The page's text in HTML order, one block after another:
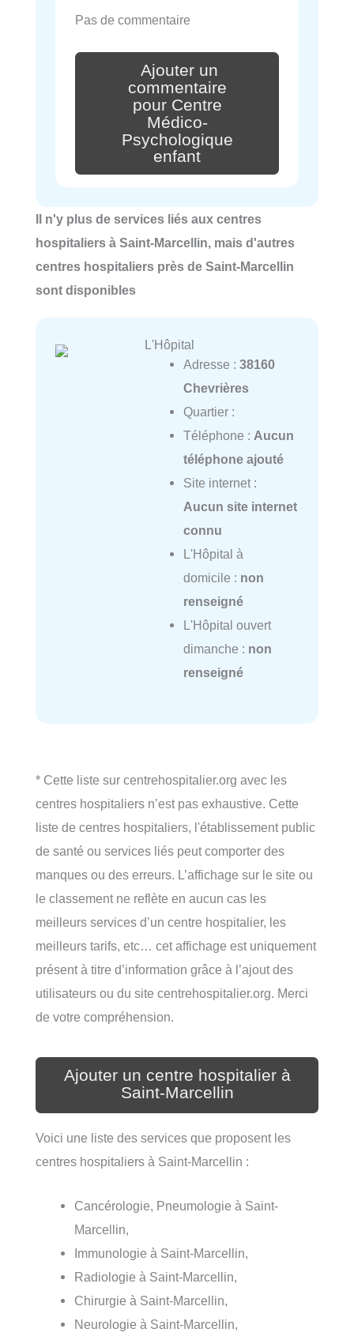
Pas de commentaire
Ajouter un
commentaire
pour Centre
Médico-
Psychologique
enfant
Il n'y plus de services liés aux centres
hospitaliers à Saint-Marcellin, mais d'autres
centres hospitaliers près de Saint-Marcellin
sont disponibles
L'Hôpital
Adresse : 38160
Chevrières
Quartier :
Téléphone : Aucun
téléphone ajouté
Site internet :
Aucun site internet
connu
L'Hôpital à
domicile : non
renseigné
L'Hôpital ouvert
dimanche : non
renseigné
* Cette liste sur centrehospitalier.org avec les
centres hospitaliers n’est pas exhaustive. Cette
liste de centres hospitaliers, l'établissement public
de santé ou services liés peut comporter des
manques ou des erreurs. L’affichage sur le site ou
le classement ne reflète en aucun cas les
meilleurs services d’un centre hospitalier, les
meilleurs tarifs, etc… cet affichage est uniquement
présent à titre d’information grâce à l’ajout des
utilisateurs ou du site centrehospitalier.org. Merci
de votre compréhension.
Ajouter un centre hospitalier à
Saint-Marcellin
Voici une liste des services que proposent les
centres hospitaliers à Saint-Marcellin :
Cancérologie, Pneumologie à Saint-
Marcellin,
Immunologie à Saint-Marcellin,
Radiologie à Saint-Marcellin,
Chirurgie à Saint-Marcellin,
Neurologie à Saint-Marcellin,